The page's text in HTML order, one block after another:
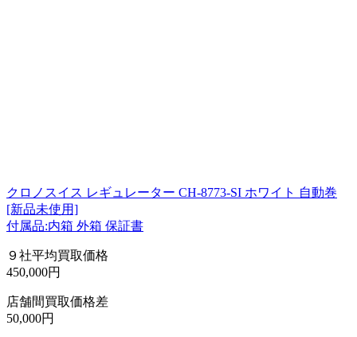
クロノスイス レギュレーター CH-8773-SI ホワイト 自動巻
[新品未使用]
付属品:内箱 外箱 保証書
９社平均買取価格
450,000円
店舗間買取価格差
50,000円